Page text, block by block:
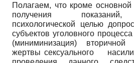
Полагаем, что кроме
получения показаний,
психологической целью
субъектов уголовного
(миниминизация) вторичной
жертвы сексуального